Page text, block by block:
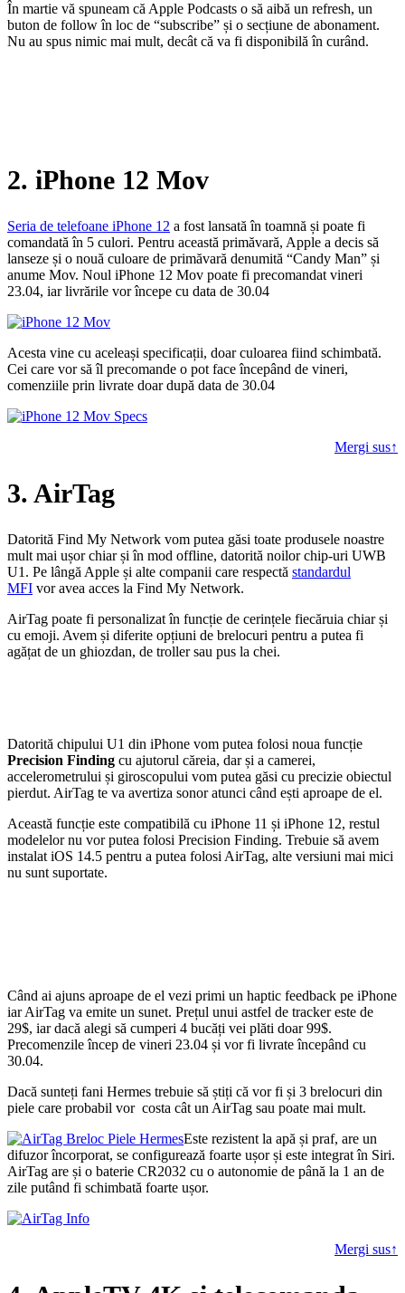
În martie vă spuneam că Apple Podcasts o să aibă un refresh, un
buton de follow în loc de “subscribe” și o secțiune de abonament.
Nu au spus nimic mai mult, decât că va fi disponibilă în curând.
2. iPhone 12 Mov
Seria de telefoane iPhone 12 a fost lansată în toamnă și poate fi
comandată în 5 culori. Pentru această primăvară, Apple a decis să
lanseze și o nouă culoare de primăvară denumită “Candy Man” și
anume Mov. Noul iPhone 12 Mov poate fi precomandat vineri
23.04, iar livrările vor începe cu data de 30.04
Acesta vine cu aceleași specificații, doar culoarea fiind schimbată.
Cei care vor să îl precomande o pot face începând de vineri,
comenziile prin livrate doar după data de 30.04
Mergi sus↑
3. AirTag
Datorită Find My Network vom putea găsi toate produsele noastre
mult mai ușor chiar și în mod offline, datorită noilor chip-uri UWB
U1. Pe lângă Apple și alte companii care respectă standardul
MFI vor avea acces la Find My Network.
AirTag poate fi personalizat în funcție de cerințele fiecăruia chiar și
cu emoji. Avem și diferite opțiuni de brelocuri pentru a putea fi
agățat de un ghiozdan, de troller sau pus la chei.
Datorită chipului U1 din iPhone vom putea folosi noua funcție
Precision Finding cu ajutorul căreia, dar și a camerei,
accelerometrului și giroscopului vom putea găsi cu precizie obiectul
pierdut. AirTag te va avertiza sonor atunci când ești aproape de el.
Această funcție este compatibilă cu iPhone 11 și iPhone 12, restul
modelelor nu vor putea folosi Precision Finding. Trebuie să avem
instalat iOS 14.5 pentru a putea folosi AirTag, alte versiuni mai mici
nu sunt suportate.
Când ai ajuns aproape de el vezi primi un haptic feedback pe iPhone
iar AirTag va emite un sunet. Prețul unui astfel de tracker este de
29$, iar dacă alegi să cumperi 4 bucăți vei plăti doar 99$.
Precomenzile încep de vineri 23.04 și vor fi livrate începând cu
30.04.
Dacă sunteți fani Hermes trebuie să știți că vor fi și 3 brelocuri din
piele care probabil vor costa cât un AirTag sau poate mai mult.
Este rezistent la apă și praf, are un
difuzor încorporat, se configurează foarte ușor și este integrat în Siri.
AirTag are și o baterie CR2032 cu o autonomie de până la 1 an de
zile putând fi schimbată foarte ușor.
Mergi sus↑